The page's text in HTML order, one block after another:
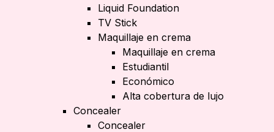
Liquid Foundation
TV Stick
Maquillaje en crema
Maquillaje en crema
Estudiantil
Económico
Alta cobertura de lujo
Concealer
Concealer